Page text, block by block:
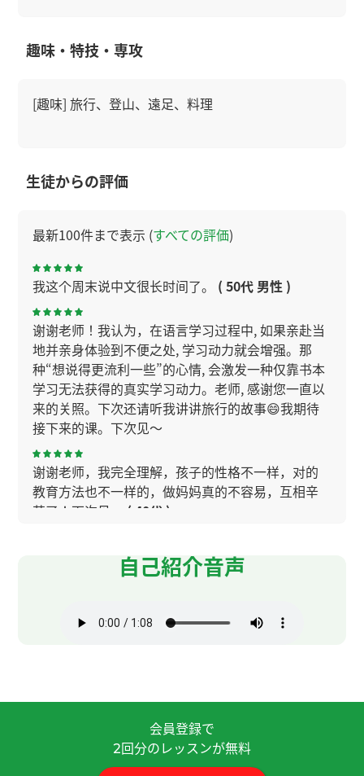
趣味・特技・専攻
[趣味] 旅行、登山、遠足、料理
生徒からの評価
最新100件まで表示 (すべての評価)
我这个周末说中文很长时间了。 ( 50代 男性 )
谢谢老师！我认为，在语言学习过程中, 如果亲赴当
地并亲身体验到不便之处, 学习动力就会增强。那
种“想说得更流利一些”的心情, 会激发一种仅靠书本
学习无法获得的真实学习动力。老师, 感谢您一直以
来的关照。下次还请听我讲讲旅行的故事😄我期待
接下来的课。下次见～
谢谢老师，我完全理解，孩子的性格不一样，对的
教育方法也不一样的，做妈妈真的不容易，互相辛
苦了！下次见～ ( 40代 )
今天也学到了很多。我很期待下节课。
我用中文交谈将近20分钟的人，Kaka老师是第一
自己紹介音声
会員登録で
2回分のレッスンが無料